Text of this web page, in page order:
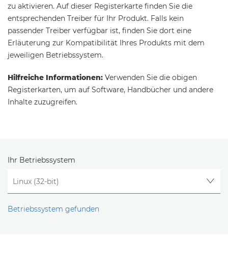
zu aktivieren. Auf dieser Registerkarte finden Sie die
entsprechenden Treiber für Ihr Produkt. Falls kein
passender Treiber verfügbar ist, finden Sie dort eine
Erläuterung zur Kompatibilität Ihres Produkts mit dem
jeweiligen Betriebssystem.
Hilfreiche Informationen: Verwenden Sie die obigen
Registerkarten, um auf Software, Handbücher und andere
Inhalte zuzugreifen.
Ihr Betriebssystem
Betriebssystem gefunden